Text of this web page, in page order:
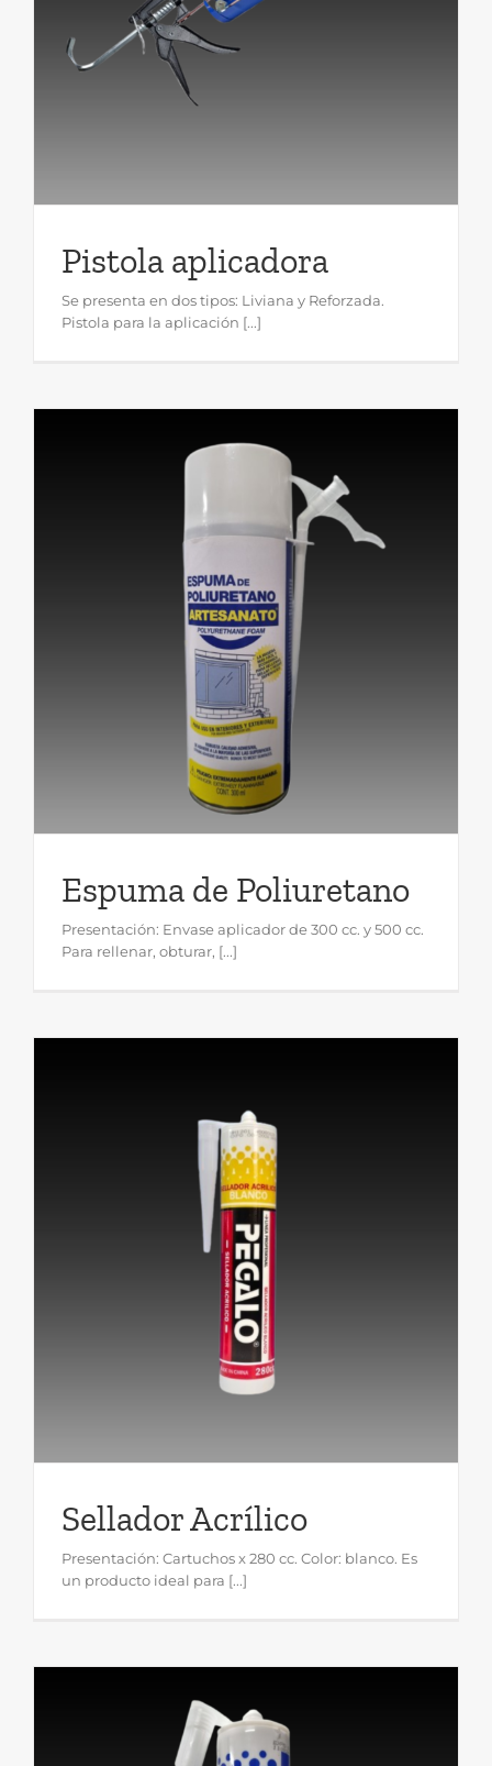
Pistola aplicadora
Se presenta en dos tipos: Liviana y Reforzada.
Pistola para la aplicación [...]
Espuma de Poliuretano
Presentación: Envase aplicador de 300 cc. y 500 cc.
Para rellenar, obturar, [...]
Sellador Acrílico
Presentación: Cartuchos x 280 cc. Color: blanco. Es
un producto ideal para [...]